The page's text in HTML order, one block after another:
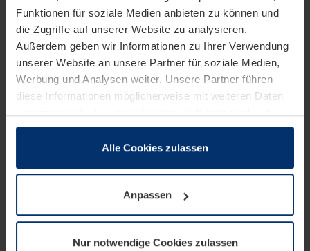
Funktionen für soziale Medien anbieten zu können und
die Zugriffe auf unserer Website zu analysieren.
Außerdem geben wir Informationen zu Ihrer Verwendung
unserer Website an unsere Partner für soziale Medien,
Werbung und Analysen weiter. Unsere Partner führen
diese Informationen möglicherweise mit weiteren Daten
sie im Rahmen Ihrer Nutzung der Dienste gesammelt
wenn diese für den Betrieb dieser Seite unbedingt
notwendig sind. Für alle anderen Cookie-Typen benötigen
wir Ihre Erlaubnis. Ihre Einwilligung können Sie jederzeit
Datenschutzerklärungunserer Website ändern oder
Alle Cookies zulassen
Anpassen
Nur notwendige Cookies zulassen
Einkauf
Materialbeschaffung zuständig. Als
Ansprechpartner für beispielsweise
Lieferanten und Produktion koordiniert das
Team Einkauf die termingerechte